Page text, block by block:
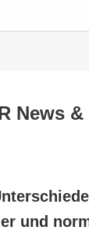
News
und